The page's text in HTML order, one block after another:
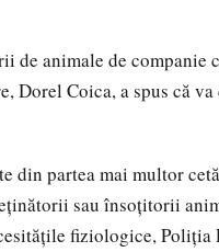
de animale de companie
Dorel Coica, a spus că
din partea mai multor
sau însoţitorii
fiziologice, Poliţia